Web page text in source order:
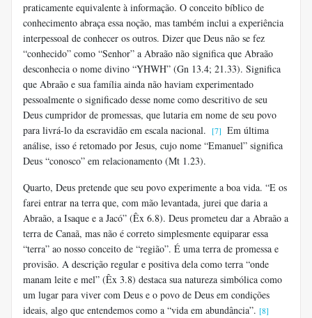
praticamente equivalente à informação. O conceito bíblico de
conhecimento abraça essa noção, mas também inclui a experiência
interpessoal de conhecer os outros. Dizer que Deus não se fez
“conhecido” como “Senhor” a Abraão não significa que Abraão
desconhecia o nome divino “YHWH” (Gn 13.4; 21.33). Significa
que Abraão e sua família ainda não haviam experimentado
pessoalmente o significado desse nome como descritivo de seu
Deus cumpridor de promessas, que lutaria em nome de seu povo
para livrá-lo da escravidão em escala nacional.
[7] Em última
análise, isso é retomado por Jesus, cujo nome “Emanuel” significa
Deus “conosco” em relacionamento (Mt 1.23).
Quarto, Deus pretende que seu povo experimente a boa vida. “E os
farei entrar na terra que, com mão levantada, jurei que daria a
Abraão, a Isaque e a Jacó” (Êx 6.8). Deus prometeu dar a Abraão a
terra de Canaã, mas não é correto simplesmente equiparar essa
“terra” ao nosso conceito de “região”. É uma terra de promessa e
provisão. A descrição regular e positiva dela como terra “onde
manam leite e mel” (Êx 3.8) destaca sua natureza simbólica como
um lugar para viver com Deus e o povo de Deus em condições
ideais, algo que entendemos como a “vida em abundância”. [8]